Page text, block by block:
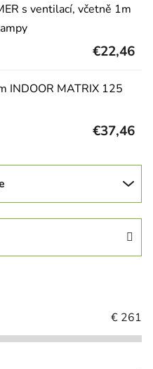
s ventilací, včetně 1m
€22,46
INDOOR MATRIX 125
€37,46
€ 261